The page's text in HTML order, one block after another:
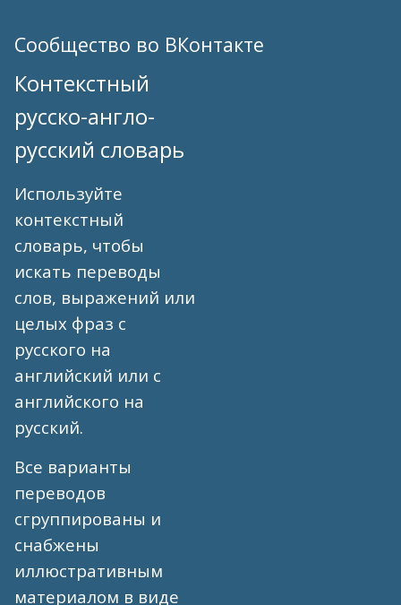
Сообщество во ВКонтакте
Контекстный
русско-англо-
русский словарь
Используйте
контекстный
словарь, чтобы
искать переводы
слов, выражений или
целых фраз с
русского на
английский или с
английского на
русский.
Все варианты
переводов
сгруппированы и
снабжены
иллюстративным
материалом в виде